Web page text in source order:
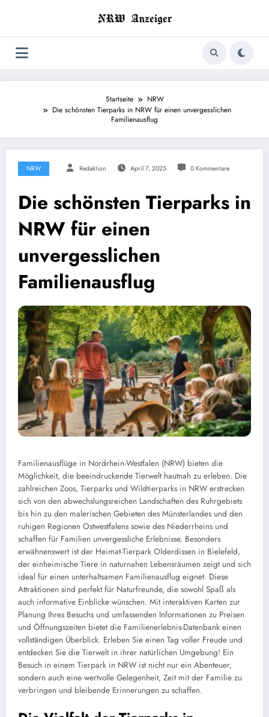
Startseite
NRW
Die schönsten Tierparks in NRW für einen unvergesslichen
Familienausflug
NRW Redaktion April 7, 2025 0 Kommentare
Die schönsten Tierparks in
NRW für einen
unvergesslichen
Familienausflug
Familienausflüge in Nordrhein-Westfalen (NRW) bieten die
Möglichkeit, die beeindruckende Tierwelt hautnah zu erleben. Die
zahlreichen Zoos, Tierparks und Wildtierparks in NRW erstrecken
sich von den abwechslungsreichen Landschaften des Ruhrgebiets
bis hin zu den malerischen Gebieten des Münsterlandes und den
ruhigen Regionen Ostwestfalens sowie des Niederrheins und
schaffen für Familien unvergessliche Erlebnisse. Besonders
erwähnenswert ist der Heimat-Tierpark Olderdissen in Bielefeld,
der einheimische Tiere in naturnahen Lebensräumen zeigt und sich
ideal für einen unterhaltsamen Familienausflug eignet. Diese
Attraktionen sind perfekt für Naturfreunde, die sowohl Spaß als
auch informative Einblicke wünschen. Mit interaktiven Karten zur
Planung Ihres Besuchs und umfassenden Informationen zu Preisen
und Öffnungszeiten bietet die Familienerlebnis-Datenbank einen
vollständigen Überblick. Erleben Sie einen Tag voller Freude und
entdecken Sie die Tierwelt in ihrer natürlichen Umgebung! Ein
Besuch in einem Tierpark in NRW ist nicht nur ein Abenteuer,
sondern auch eine wertvolle Gelegenheit, Zeit mit der Familie zu
verbringen und bleibende Erinnerungen zu schaffen.